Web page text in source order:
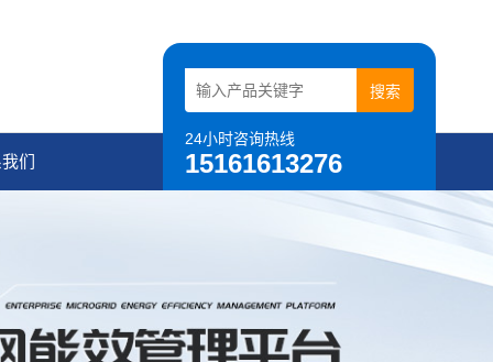
24小时咨询热线
15161613276
们